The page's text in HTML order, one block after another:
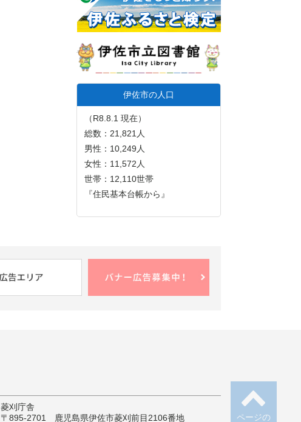
伊佐市の人口
（R8.8.1 現在）
総数：21,821人
男性：10,249人
女性：11,572人
世帯：12,110世帯
『住民基本台帳から』
ページの
菱刈庁舎
〒895-2701 鹿児島県伊佐市菱刈前目2106番地